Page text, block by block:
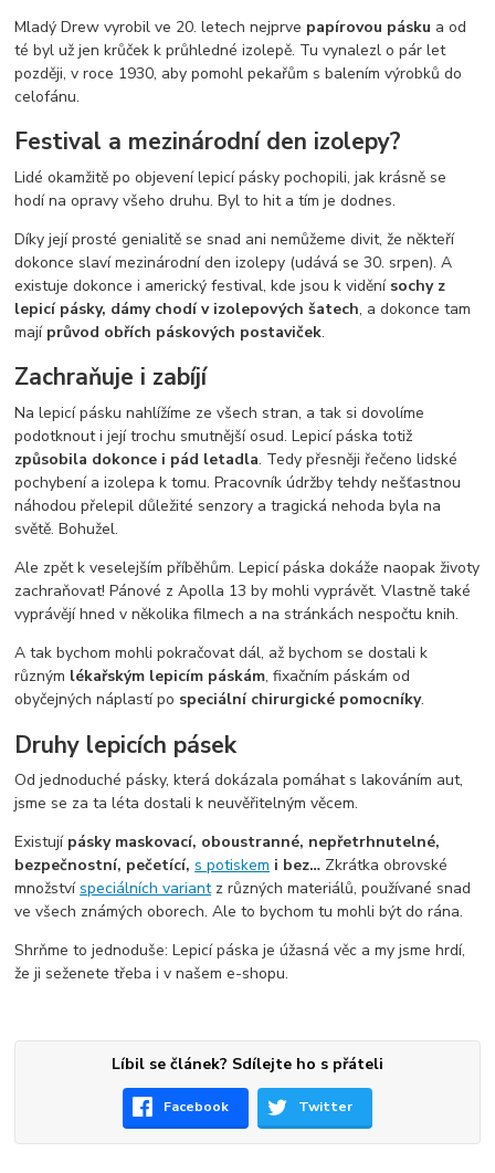
Mladý Drew vyrobil ve 20. letech nejprve papírovou pásku a od
té byl už jen krůček k průhledné izolepě. Tu vynalezl o pár let
později, v roce 1930, aby pomohl pekařům s balením výrobků do
celofánu.
Festival a mezinárodní den izolepy?
Lidé okamžitě po objevení lepicí pásky pochopili, jak krásně se
hodí na opravy všeho druhu. Byl to hit a tím je dodnes.
Díky její prosté genialitě se snad ani nemůžeme divit, že někteří
dokonce slaví mezinárodní den izolepy (udává se 30. srpen). A
existuje dokonce i americký festival, kde jsou k vidění sochy z
lepicí pásky, dámy chodí v izolepových šatech, a dokonce tam
mají průvod obřích páskových postaviček.
Zachraňuje i zabíjí
Na lepicí pásku nahlížíme ze všech stran, a tak si dovolíme
podotknout i její trochu smutnější osud. Lepicí páska totiž
způsobila dokonce i pád letadla. Tedy přesněji řečeno lidské
pochybení a izolepa k tomu. Pracovník údržby tehdy nešťastnou
náhodou přelepil důležité senzory a tragická nehoda byla na
světě. Bohužel.
Ale zpět k veselejším příběhům. Lepicí páska dokáže naopak životy
zachraňovat! Pánové z Apolla 13 by mohli vyprávět. Vlastně také
vyprávějí hned v několika filmech a na stránkách nespočtu knih.
A tak bychom mohli pokračovat dál, až bychom se dostali k
různým lékařským lepicím páskám, fixačním páskám od
obyčejných náplastí po speciální chirurgické pomocníky.
Druhy lepicích pásek
Od jednoduché pásky, která dokázala pomáhat s lakováním aut,
jsme se za ta léta dostali k neuvěřitelným věcem.
Existují pásky maskovací, oboustranné, nepřetrhnutelné,
bezpečnostní, pečetící,s potiskem i bez… Zkrátka obrovské
množstvíspeciálních variantz různých materiálů, používané snad
ve všech známých oborech. Ale to bychom tu mohli být do rána.
Shrňme to jednoduše: Lepicí páska je úžasná věc a my jsme hrdí,
že ji seženete třeba i v našem e-shopu.
Líbil se článek? Sdílejte ho s přáteli
Facebook Twitter